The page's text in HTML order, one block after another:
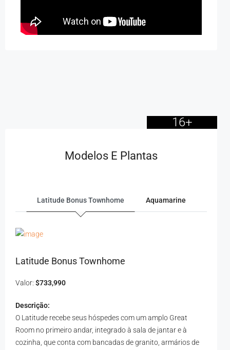
16+
Modelos E Plantas
Latitude Bonus Townhome Aquamarine
Latitude Bonus Townhome
Valor: $733,990
Descrição:
O Latitude recebe seus hóspedes com um amplo Great
Room no primeiro andar, integrado à sala de jantar e à
cozinha, que conta com bancadas de granito, armários de